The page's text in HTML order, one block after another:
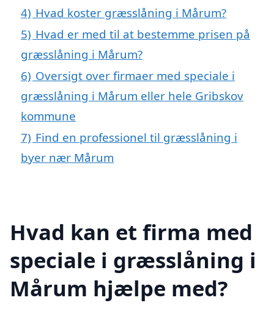
4) Hvad koster græsslåning i Mårum?
5) Hvad er med til at bestemme prisen på
græsslåning i Mårum?
6) Oversigt over firmaer med speciale i
græsslåning i Mårum eller hele Gribskov
kommune
7) Find en professionel til græsslåning i
byer nær Mårum
Hvad kan et firma med
speciale i græsslåning i
Mårum hjælpe med?